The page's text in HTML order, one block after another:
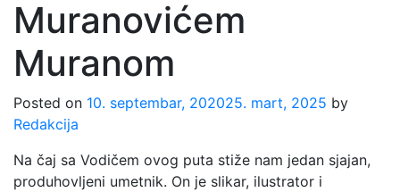
Muranovićem
Muranom
Posted on 10. septembar, 202025. mart, 2025 by
Redakcija
Na čaj sa Vodičem ovog puta stiže nam jedan sjajan,
produhovljeni umetnik. On je slikar, ilustrator i